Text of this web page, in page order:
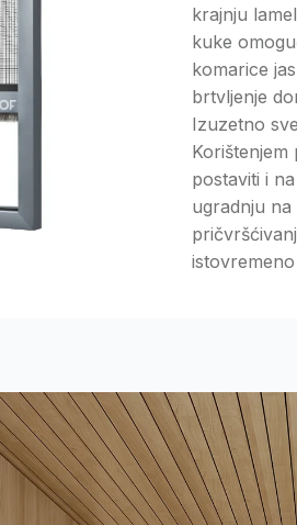
krajnju
kuke
komarice
brtvljenje
Izuzetno
Korištenjem
postaviti i
ugradnju